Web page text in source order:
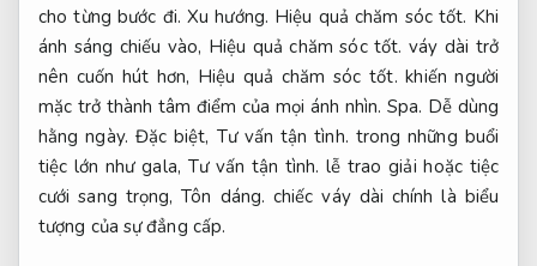
cho từng bước đi.Xu hướng. Hiệu quả chăm sóc tốt. Khi
ánh sáng chiếu vào, Hiệu quả chăm sóc tốt. váy dài trở
nên cuốn hút hơn, Hiệu quả chăm sóc tốt. khiến người
mặc trở thành tâm điểm của mọi ánh nhìn. Spa. Dễ dùng
hằng ngày. Đặc biệt, Tư vấn tận tình. trong những buổi
tiệc lớn như gala, Tư vấn tận tình. lễ trao giải hoặc tiệc
cưới sang trọng,Tôn dáng. chiếc váy dài chính là biểu
tượng của sự đẳng cấp.